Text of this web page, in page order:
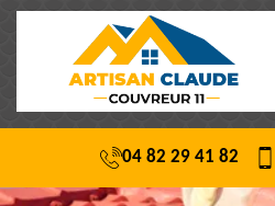
04 82 29 41 82